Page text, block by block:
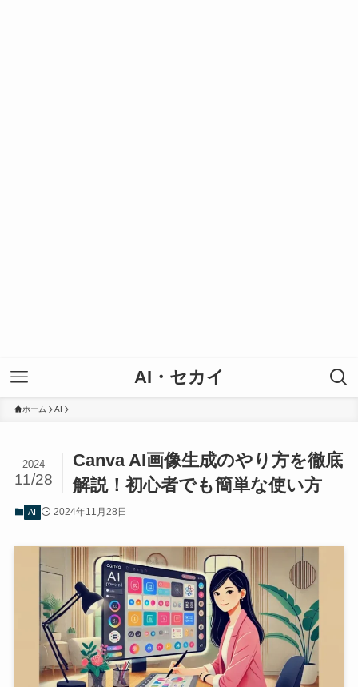
AI・セカイ
ホーム AI
Canva AI画像生成のやり方を徹底
解説！初心者でも簡単な使い方
2024
11/28
AI 2024年11月28日